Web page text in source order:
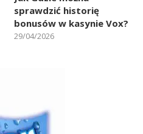
sprawdzić historię
bonusów w kasynie Vox?
29/04/2026